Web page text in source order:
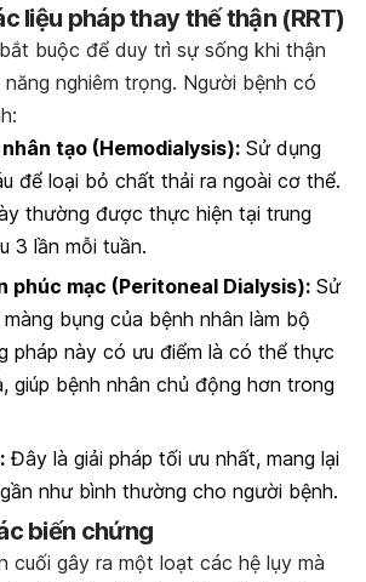
liệu pháp thay thế thận (RRT)
buộc để duy trì sự sống khi thận
nghiêm trọng. Người bệnh có
tạo (Hemodialysis): Sử dụng
để loại bỏ chất thải ra ngoài cơ thể.
thường được thực hiện tại trung
3 lần mỗi tuần.
phúc mạc (Peritoneal Dialysis): Sử
bụng của bệnh nhân làm bộ
pháp này có ưu điểm là có thể thực
giúp bệnh nhân chủ động hơn trong
Đây là giải pháp tối ưu nhất, mang lại
như bình thường cho người bệnh.
biến chứng
cuối gây ra một loạt các hệ lụy mà